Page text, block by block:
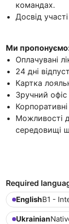
командах.
Досвід
Ми
Оплачувані
24 дні
Картка
Зручний
Можливості
середовищі
Required
EnglishB1 -
Ukrainian